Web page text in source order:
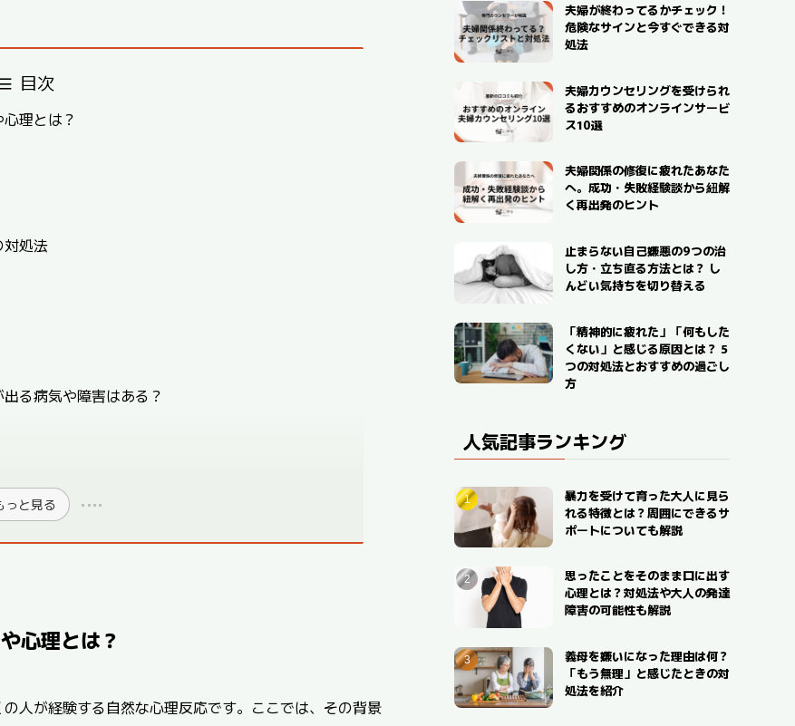
目次
理とは？
処法
る病気や障害はある？
っと見る
心理とは？
人が経験する自然な心理反応です。ここでは、その背景
夫婦が終わってるかチェック！
危険なサインと今すぐできる対
処法
夫婦カウンセリングを受けられ
るおすすめのオンラインサービ
ス10選
夫婦関係の修復に疲れたあなた
へ。成功・失敗経験談から紐解
く再出発のヒント
止まらない自己嫌悪の9つの治
し方・立ち直る方法とは？ し
んどい気持ちを切り替える
「精神的に疲れた」「何もした
くない」と感じる原因とは？ 5
つの対処法とおすすめの過ごし
方
人気記事ランキング
暴力を受けて育った大人に見ら
れる特徴とは？周囲にできるサ
ポートについても解説
思ったことをそのまま口に出す
心理とは？対処法や大人の発達
障害の可能性も解説
義母を嫌いになった理由は何？
「もう無理」と感じたときの対
処法を紹介